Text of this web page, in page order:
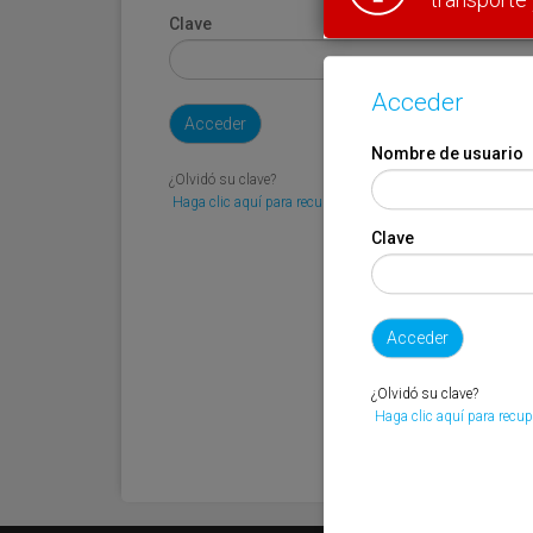
Clave
¿Olvidó su clave?
Haga clic aquí para recuperarla.
Acceder
Nombre de usuario
Clave
¿Olvidó su clave?
Haga clic aquí para